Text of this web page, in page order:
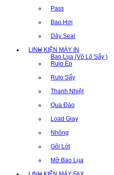
Pass
Bao Hơi
Dây Seal
LINH KIỆN MÁY IN
Bao Lụa (Võ Lô Sấy )
Rulo Ép
Rulo Sấy
Thanh Nhiệt
Qua Đào
Load Giay
Nhông
Gõi Lót
Mỡ Bao Lụa